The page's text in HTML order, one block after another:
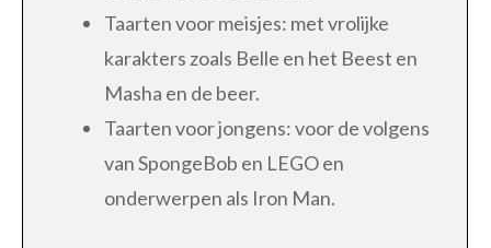
Taarten voor meisjes: met vrolijke
karakters zoals Belle en het Beest en
Masha en de beer.
Taarten voor jongens: voor de volgens
van SpongeBob en LEGO en
onderwerpen als Iron Man.